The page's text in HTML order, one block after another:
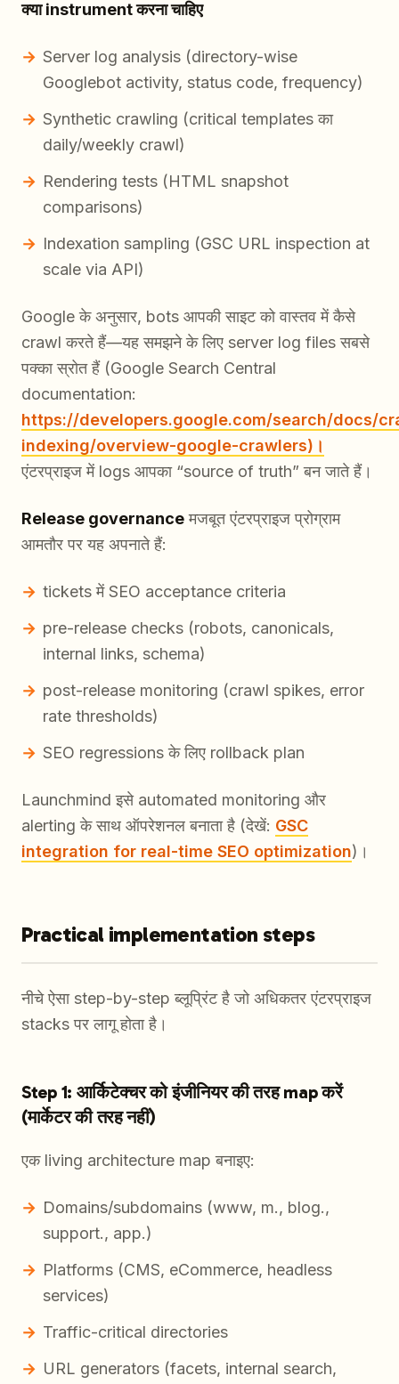
क्या instrument करना चाहिए
Server log analysis (directory-wise
Googlebot activity, status code, frequency)
Synthetic crawling (critical templates का
daily/weekly crawl)
Rendering tests (HTML snapshot
comparisons)
Indexation sampling (GSC URL inspection at
scale via API)
Google के अनुसार, bots आपकी साइट को वास्तव में कैसे
crawl करते हैं—यह समझने के लिए server log files सबसे
पक्का स्रोत हैं (Google Search Central
documentation:
https://developers.google.com/search/docs/
indexing/overview-google-crawlers)।
एंटरप्राइज में logs आपका “source of truth” बन जाते हैं।
Release governanceमजबूत एंटरप्राइज प्रोग्राम
आमतौर पर यह अपनाते हैं:
tickets में SEO acceptance criteria
pre-release checks (robots, canonicals,
internal links, schema)
post-release monitoring (crawl spikes, error
rate thresholds)
SEO regressions के लिए rollback plan
Launchmind इसे automated monitoring और
alerting के साथ ऑपरेशनल बनाता है (देखें: GSC
integration for real-time SEO optimization)।
Practical implementation steps
नीचे ऐसा step-by-step ब्लूप्रिंट है जो अधिकतर एंटरप्राइज
stacks पर लागू होता है।
Step 1: आर्किटेक्चर को इंजीनियर की तरह map करें
(मार्केटर की तरह नहीं)
एक living architecture map बनाइए:
Domains/subdomains (www, m., blog.,
support., app.)
Platforms (CMS, eCommerce, headless
services)
Traffic-critical directories
URL generators (facets, internal search,